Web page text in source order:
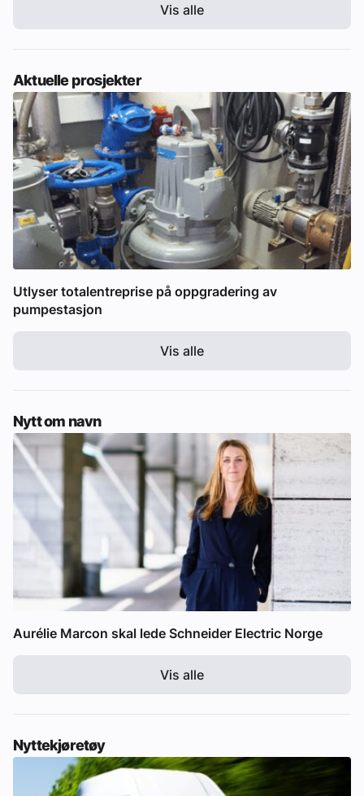
Vis alle
Aktuelle prosjekter
Utlyser totalentreprise på oppgradering av
pumpestasjon
Vis alle
Nytt om navn
Aurélie Marcon skal lede Schneider Electric Norge
Vis alle
Nyttekjøretøy